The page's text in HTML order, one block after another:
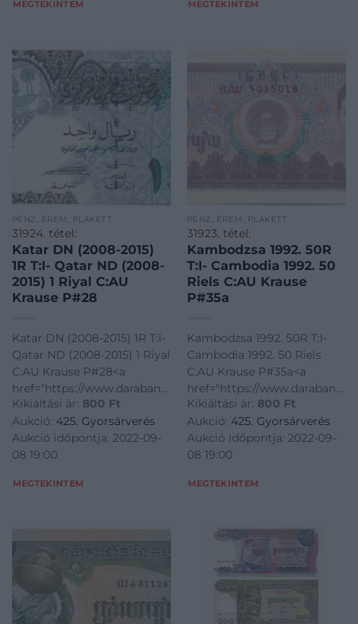
MEGTEKINTEM MEGTEKINTEM
PÉNZ, ÉREM, PLAKETT
31924. tétel:
Katar DN (2008-2015)
1R T:I- Qatar ND (2008-
2015) 1 Riyal C:AU
Krause P#28
Katar DN (2008-2015) 1R T:I-
Qatar ND (2008-2015) 1 Riyal
C:AU Krause P#28<a
href="https://www.darabanth.com/hu/gyorsarveres/425/
bankjegyek~1500014/Katar-
DN-2008-2015-1R-TI--Qatar-
ND-2008-2015-1-Riyal-CAU-
Krause-P2328
Kikiáltási ár: 800 Ft
Aukció: 425. Gyorsárverés
Aukció időpontja: 2022-09-
08 19:00
MEGTEKINTEM
PÉNZ, ÉREM, PLAKETT
31923. tétel:
Kambodzsa 1992. 50R
T:I- Cambodia 1992. 50
Riels C:AU Krause
P#35a
Kambodzsa 1992. 50R T:I-
Cambodia 1992. 50 Riels
C:AU Krause P#35a<a
href="https://
bankjegyek~1500014/
1992-50R-TI--Cambodia-
1992-50-Riels-CAU-Krause-
P2335a~II2626843/?ut
Kikiáltási ár: 800 Ft
Aukció: 425. Gyorsárverés
Aukció időpontja: 2022-09-
08 19:00
MEGTEKINTEM